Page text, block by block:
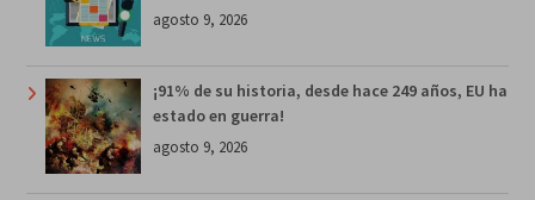
agosto 9, 2026
¡91% de su historia, desde hace 249 años, EU ha
estado en guerra!
agosto 9, 2026